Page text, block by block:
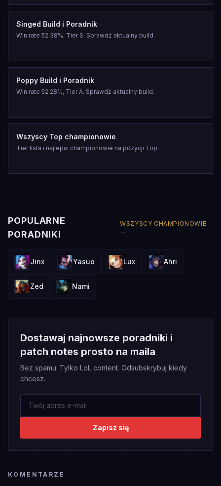
Singed Build i Poradnik
Win rate 52.38%, Tier S. Sprawdź aktualny build.
Poppy Build i Poradnik
Win rate 52.28%, Tier A. Sprawdź aktualny build.
Wszyscy Top championowie
Tier lista i najlepsi championowie na pozycji Top
POPULARNE
PORADNIKI
WSZYSCY CHAMPIONOWIE
→
Jinx Yasuo Lux Ahri
Zed Nami
Dostawaj najnowsze poradniki i
patch notes prosto na maila
Bez spamu. Tylko LoL content. Odsubskrybuj kiedy
chcesz.
Zapisz się
KOMENTARZE